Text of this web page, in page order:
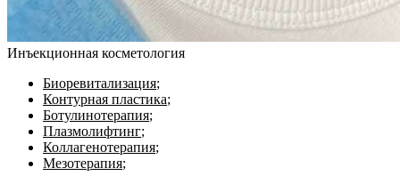
Инъекционная косметология
Биоревитализация;
Контурная пластика;
Ботулинотерапия;
Плазмолифтинг;
Коллагенотерапия;
Мезотерапия;